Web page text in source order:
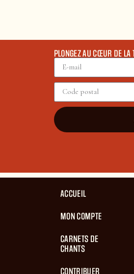
PLONGEZ AU CŒUR DE
ACCUEIL
MON COMPTE
CARNETS DE
CHANTS
CONTRIBUER